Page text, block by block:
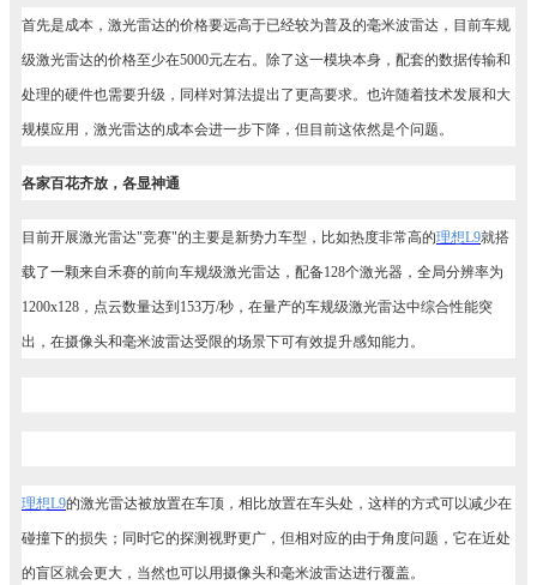
首先是成本，激光雷达的价格要远高于已经较为普及的毫米波雷达，目前车规
级激光雷达的价格至少在5000元左右。除了这一模块本身，配套的数据传输和
处理的硬件也需要升级，同样对算法提出了更高要求。也许随着技术发展和大
规模应用，激光雷达的成本会进一步下降，但目前这依然是个问题。
各家百花齐放，各显神通
目前开展激光雷达"竞赛"的主要是新势力车型，比如热度非常高的理想L9就搭
载了一颗来自禾赛的前向车规级激光雷达，配备128个激光器，全局分辨率为
1200x128，点云数量达到153万/秒，在量产的车规级激光雷达中综合性能突
出，在摄像头和毫米波雷达受限的场景下可有效提升感知能力。
理想L9的激光雷达被放置在车顶，相比放置在车头处，这样的方式可以减少在
碰撞下的损失；同时它的探测视野更广，但相对应的由于角度问题，它在近处
的盲区就会更大，当然也可以用摄像头和毫米波雷达进行覆盖。